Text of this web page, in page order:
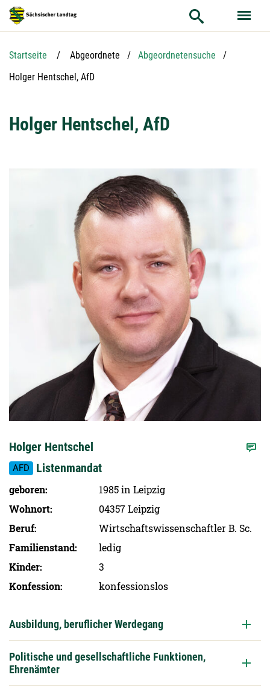
Hauptnavigation
Hauptinhalt
Service
Startseite Abgeordnete
Abgeordnetensuche
Aktuelle Seite:
Holger Hentschel, AfD
Holger Hentschel, AfD
Holger Hentschel
AFD Listenmandat
geboren
1985 in Leipzig
Wohnort
04357 Leipzig
Beruf
Wirtschaftswissenschaftler B. Sc.
Familien­stand
ledig
Kinder
3
Konfession
konfessionslos
Ausbildung, beruflicher Werdegang
Politische und gesellschaftliche Funktionen,
Ehrenämter